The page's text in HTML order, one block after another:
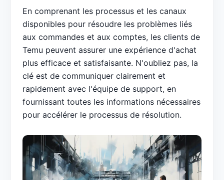
En comprenant les processus et les canaux
disponibles pour résoudre les problèmes liés
aux commandes et aux comptes, les clients de
Temu peuvent assurer une expérience d'achat
plus efficace et satisfaisante. N'oubliez pas, la
clé est de communiquer clairement et
rapidement avec l'équipe de support, en
fournissant toutes les informations nécessaires
pour accélérer le processus de résolution.